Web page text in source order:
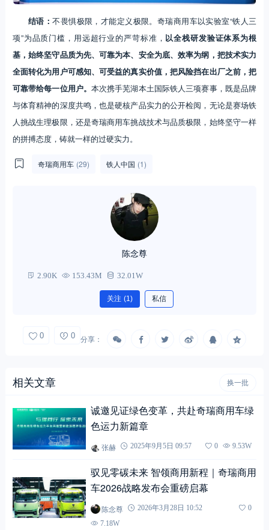
结语：不畏惧极限，才能定义极限。奇瑞商用车以实验室“铁人三
项”为品质门槛，用远超行业的严苛标准， 以全栈研发验证体系为根
基，始终坚守品质为先、可靠为本、安全为底、效率为纲，把技术实力
全面转化为用户可感知、可受益的真实价值，把风险挡在出厂之前，把
可靠带给每一位用户。 本次携手芜湖本土国际铁人三项赛事，既是品牌
与体育精神的深度共鸣，也是硬核产品实力的公开检阅，无论是赛场铁
人挑战生理极限，还是奇瑞商用车挑战技术与品质极限，始终坚守一样
的拼搏态度，铸就一样的过硬实力。
奇瑞商用车 (29) 铁人中国 (1)
陈念尊
2.90K 153.43M 32.01W
关注 (1) 私信
0 0 分享：
相关文章 换一批
诚邀见证绿色变革，共赴奇瑞商用车绿
色运力新篇章
张赫 2025年9月5日 09:57 0 9.53W
驭见零碳未来 智领商用新程｜奇瑞商用
车2026战略发布会重磅启幕
陈念尊 2026年3月28日 10:52
0
7.18W